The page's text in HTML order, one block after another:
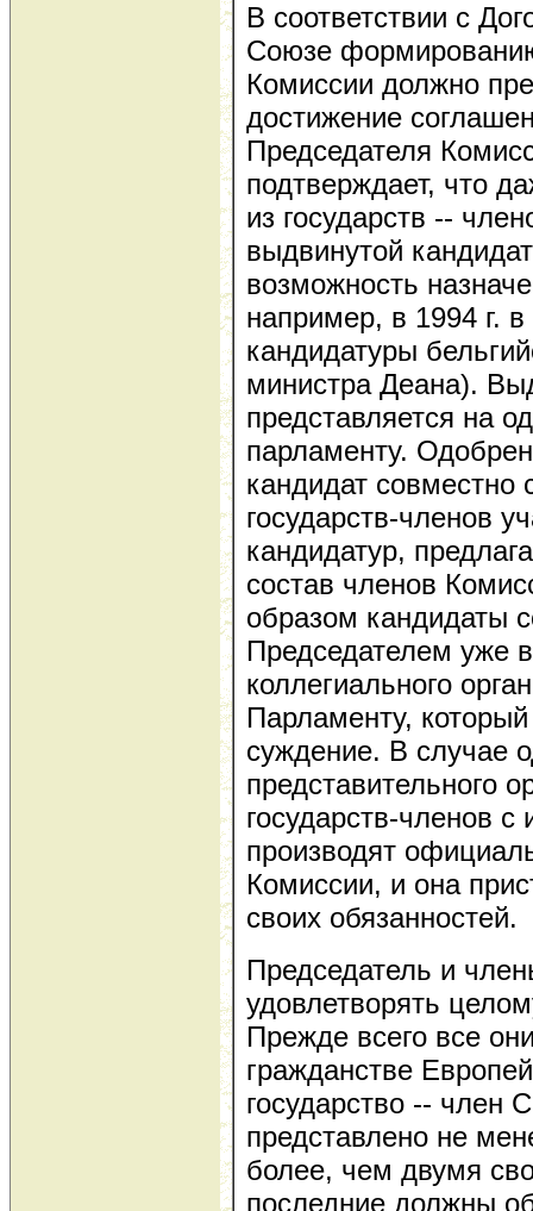
В соответствии с
Союзе
Комиссии должно
достижение
Председателя
подтверждает, что
из государств --
выдвинутой
возможность
например, в 1994 г.
кандидатуры
министра Деана).
представляется на
парламенту.
кандидат совместно
государств-членов
кандидатур,
состав членов
образом кандидаты
Председателем уже
коллегиального
Парламенту,
суждение. В случае
представительного
государств-членов с
производят
Комиссии, и она
своих обязанностей.
Председатель и
удовлетворять
Прежде всего все
гражданстве
государство -- член
представлено не
более, чем двумя
последние должны